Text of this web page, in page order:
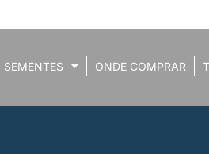
SEMENTES ONDE COMPRAR